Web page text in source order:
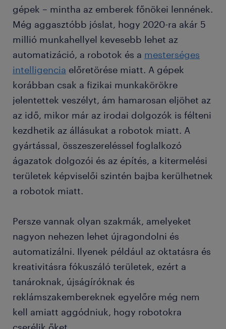
gépek – mintha az emberek főnökei lennének.
Még aggasztóbb jóslat, hogy 2020-ra akár 5
millió munkahellyel kevesebb lehet az
automatizáció, a robotok és a mesterséges
intelligencia előretörése miatt. A gépek
korábban csak a fizikai munkakörökre
jelentettek veszélyt, ám hamarosan eljöhet az
az idő, mikor már az irodai dolgozók is félteni
kezdhetik az állásukat a robotok miatt. A
gyártással, összeszereléssel foglalkozó
ágazatok dolgozói és az építés, a kitermelési
területek képviselői szintén bajba kerülhetnek
a robotok miatt.
Persze vannak olyan szakmák, amelyeket
nagyon nehezen lehet újragondolni és
automatizálni. Ilyenek például az oktatásra és
kreativitásra fókuszáló területek, ezért a
tanároknak, újságíróknak és
reklámszakembereknek egyelőre még nem
kell amiatt aggódniuk, hogy robotokra